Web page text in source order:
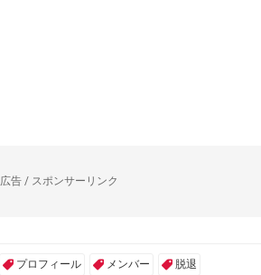
広告 / スポンサーリンク
プロフィール メンバー 脱退